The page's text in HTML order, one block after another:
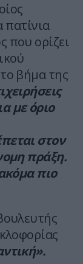
πατίνια
που ορίζει
βήμα της
με όριο
στον
πράξη.
πιο